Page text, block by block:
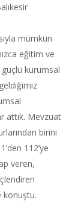
mümkün
eğitim ve
kurumsal
attık. Mevzuat
birini
112’ye
veren,
konuştu.